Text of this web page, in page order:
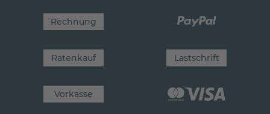
Rechnung
Ratenkauf Lastschrift
Vorkasse